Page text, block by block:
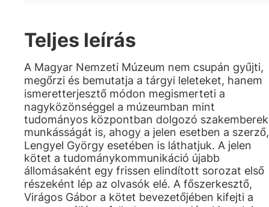
Teljes leírás
A Magyar Nemzeti Múzeum nem csupán gyűjti,
megőrzi és bemutatja a tárgyi leleteket, hanem
ismeretterjesztő módon megismerteti a
nagyközönséggel a múzeumban mint
tudományos központban dolgozó szakemberek
munkásságát is, ahogy a jelen esetben a szerző,
Lengyel György esetében is láthatjuk. A jelen
kötet a tudománykommunikáció újabb
állomásaként egy frissen elindított sorozat első
részeként lép az olvasók elé. A főszerkesztő,
Virágos Gábor a kötet bevezetőjében kifejti a